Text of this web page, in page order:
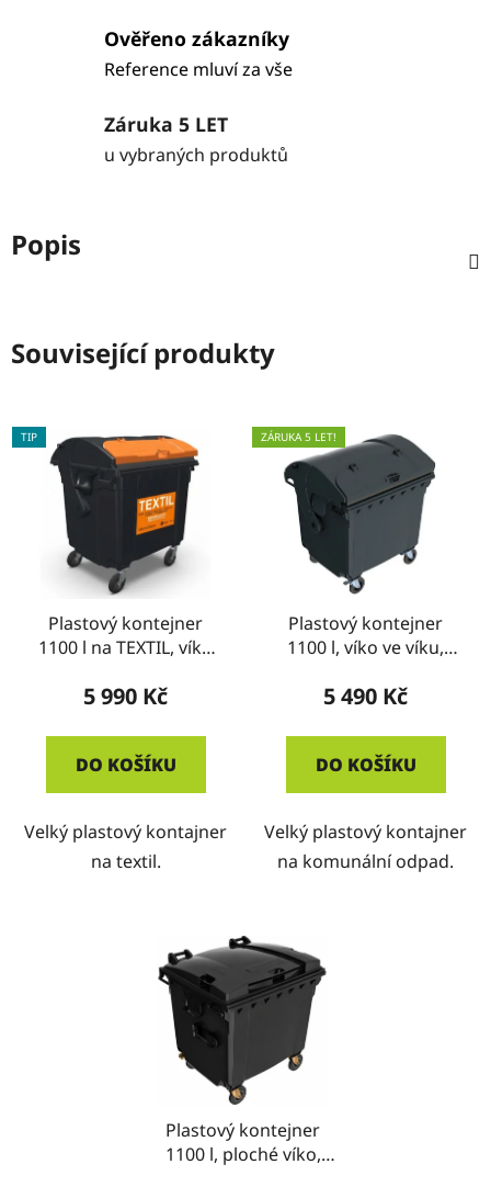
Ověřeno zákazníky
Reference mluví za vše
Záruka 5 LET
u vybraných produktů
Popis
Související produkty
TIP
Plastový kontejner
1100 l na TEXTIL, víko
5 990 Kč
DO KOŠÍKU
Velký plastový kontajner
na textil.
ZÁRUKA 5 LET!
Plastový kontejner
1100 l, víko ve víku,
5 490 Kč
DO KOŠÍKU
Velký plastový kontajner
na komunální odpad.
Plastový kontejner
1100 l, ploché víko,